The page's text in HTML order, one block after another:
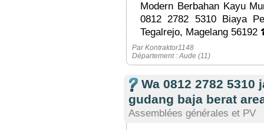
Modern Berbahan Kayu
0812 2782 5310 Biaya
Tegalrejo, Magelang
Par Kontraktor1148
Département : Aude (11)
Wa 0812 2782
gudang baja berat
Assemblées générales et PV